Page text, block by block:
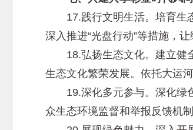
17.践行文明生活。培育生态
深入推进“光盘行动”等措施，
18.弘扬生态文化。建立健全
生态文化繁荣发展。依托大运
19.深化多元参与。深化绿色
众生态环境监督和举报反馈机